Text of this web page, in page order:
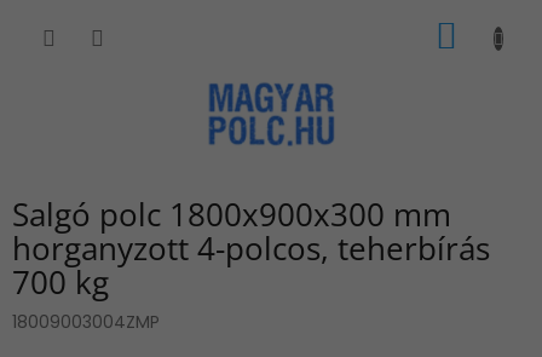
KOSÁR
Salgó polc 1800x900x300 mm
horganyzott 4-polcos, teherbírás
700 kg
18009003004ZMP